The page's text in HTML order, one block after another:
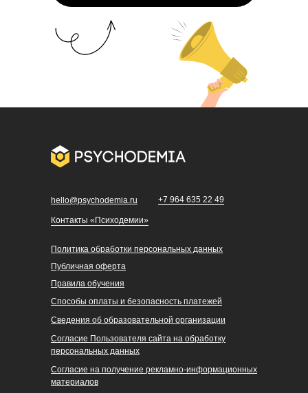
hello@psychodemia.ru +7 964 635 22 49
Контакты «Психодемии»
Политика обработки персональных данных
Публичная оферта
Способы оплаты и безопасность платежей
Сведения об образовательной организации
Правила обучения
Согласие Пользователя сайта на обработку
персональных данных
Cогласие на получение рекламно-информационных
материалов